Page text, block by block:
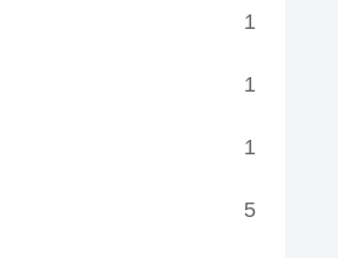
1
1
1
5